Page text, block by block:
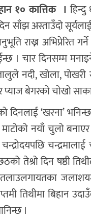
१० कात्तिक ।
अस्ताउँदो
राख्न अभिप्रेरित
। चार दिनसम्म
नदी, खोला,
बेगरको चोखो
दिनलाई ‘खरना’
नयाँ चुलो
तेश्रो दिन षष्ठी
तिथीमा बिहान
।